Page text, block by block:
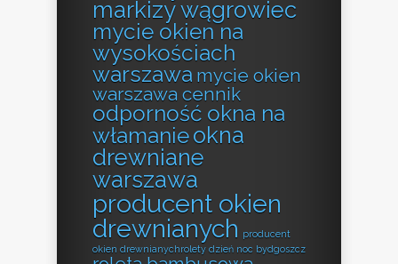
markizy wągrowiec
mycie okien na
wysokościach
warszawa mycie okien
warszawa cennik
odporność okna na
włamanieokna
drewniane
warszawa
producent okien
drewnianych producent
okien drewnianychrolety dzień noc bydgoszcz